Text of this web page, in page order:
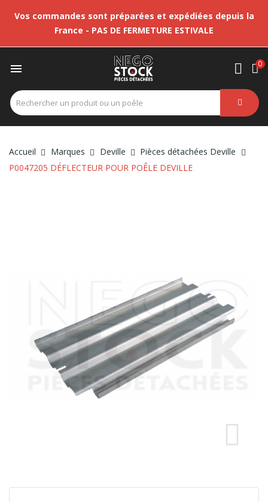
Vos commandes sont préparées et expédiées depuis la
France - PAS DE FERMETURE ESTIVALE
 0
Accueil Marques Deville
Pièces détachées Deville
P0047205 DÉFLECTEUR POUR POÊLE DEVILLE